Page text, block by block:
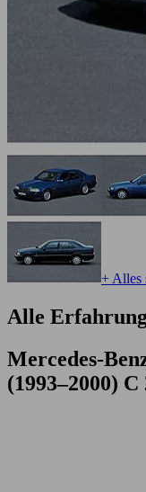
+ Alles
Alle
Mercedes-
(1993–2000) C